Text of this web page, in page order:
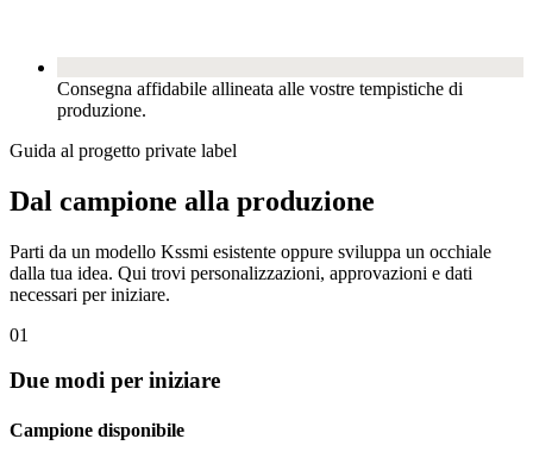
Consegna affidabile allineata alle vostre tempistiche di
produzione.
Guida al progetto private label
Dal campione alla produzione
Parti da un modello Kssmi esistente oppure sviluppa un occhiale
dalla tua idea. Qui trovi personalizzazioni, approvazioni e dati
necessari per iniziare.
01
Due modi per iniziare
Campione disponibile